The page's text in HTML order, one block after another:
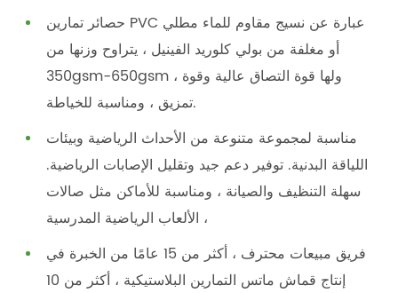
حصائر تمارين PVC عبارة عن نسيج مقاوم للماء مطلي
أو مغلفة من بولي كلوريد الفينيل ، يتراوح وزنها من
350gsm-650gsm ، ولها قوة التصاق عالية وقوة
تمزيق ، ومناسبة للخياطة.
مناسبة لمجموعة متنوعة من الأحداث الرياضية وبيئات
اللياقة البدنية. توفير دعم جيد وتقليل الإصابات الرياضية.
سهلة التنظيف والصيانة ، ومناسبة للأماكن مثل صالات
الألعاب الرياضية المدرسية ،
فريق مبيعات محترف ، أكثر من 15 عامًا من الخبرة في
إنتاج قماش ماتس التمارين البلاستيكية ، أكثر من 10